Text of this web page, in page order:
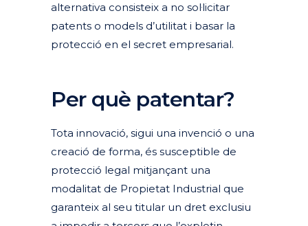
alternativa consisteix a no sol·licitar
patents o models d’utilitat i basar la
protecció en el secret empresarial.
Per què patentar?
Tota innovació, sigui una invenció o una
creació de forma, és susceptible de
protecció legal mitjançant una
modalitat de Propietat Industrial que
garanteix al seu titular un dret exclusiu